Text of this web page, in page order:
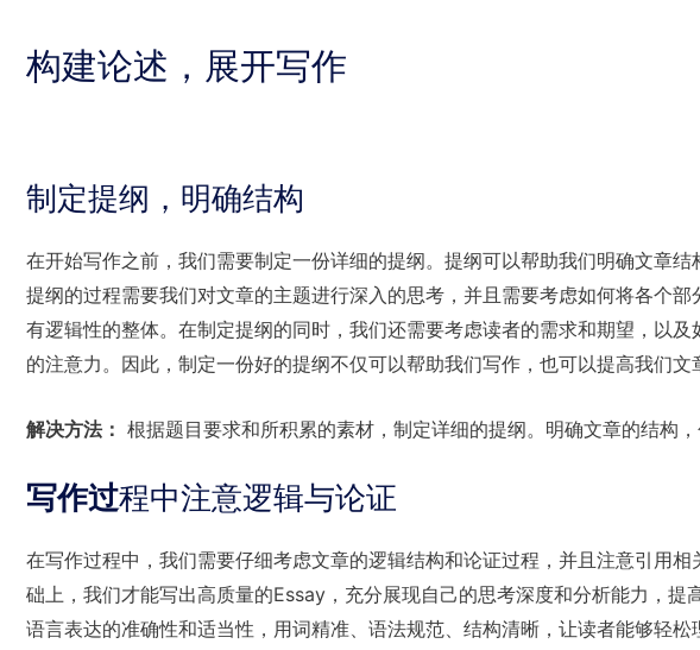
构建论述，展开写作
制定提纲，明确结构
在开始写作之前，我们需要制定一份详细的提纲。提纲可以帮助我们明确文章
提纲的过程需要我们对文章的主题进行深入的思考，并且需要考虑如何将各个
有逻辑性的整体。在制定提纲的同时，我们还需要考虑读者的需求和期望，以
的注意力。因此，制定一份好的提纲不仅可以帮助我们写作，也可以提高我们文
解决方法： 根据题目要求和所积累的素材，制定详细的提纲。明确文章的结构，
写作过程中注意逻辑与论证
在写作过程中，我们需要仔细考虑文章的逻辑结构和论证过程，并且注意引用
础上，我们才能写出高质量的Essay，充分展现自己的思考深度和分析能力，提
语言表达的准确性和适当性，用词精准、语法规范、结构清晰，让读者能够轻